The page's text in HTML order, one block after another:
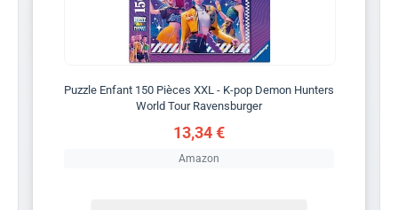
Puzzle Enfant 150 Pièces XXL - K-pop Demon Hunters
World Tour Ravensburger
13,34 €
Amazon